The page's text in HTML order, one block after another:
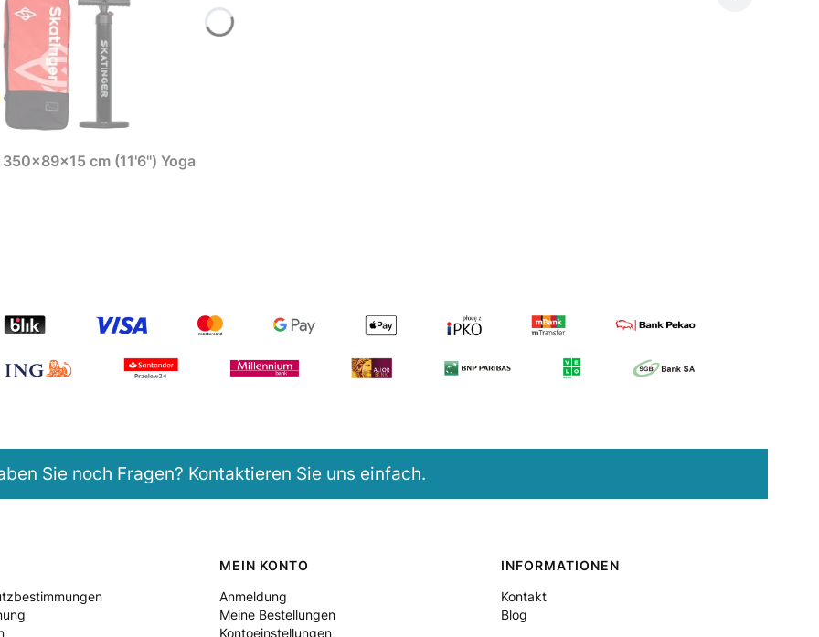
350x89x15 cm (11'6'') Yoga
Sie noch Fragen? Kontaktieren Sie uns einfach.
MEIN KONTO
Anmeldung
Meine Bestellungen
Kontoeinstellungen
INFORMATIONEN
Kontakt
Blog